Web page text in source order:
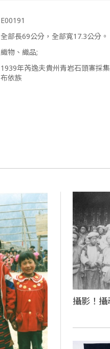
E00191
全部長69公分，全部寬17.3公分。
織物、織品;
1939年芮逸夫貴州青岩石頭寨採集
布依族
攝影！